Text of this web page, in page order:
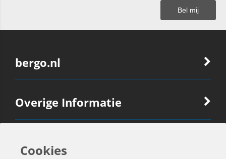
bergo.nl
Overige Informatie
Ook Interessant
Cookies